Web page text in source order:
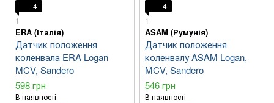
4
1
ERA (Італія)
Датчик положення
коленвала ERA Logan
MCV, Sandero
598 грн
В наявності
4
1
ASAM (Румунія)
Датчик положення
коленвалу ASAM Logan,
MCV, Sandero
546 грн
В наявності